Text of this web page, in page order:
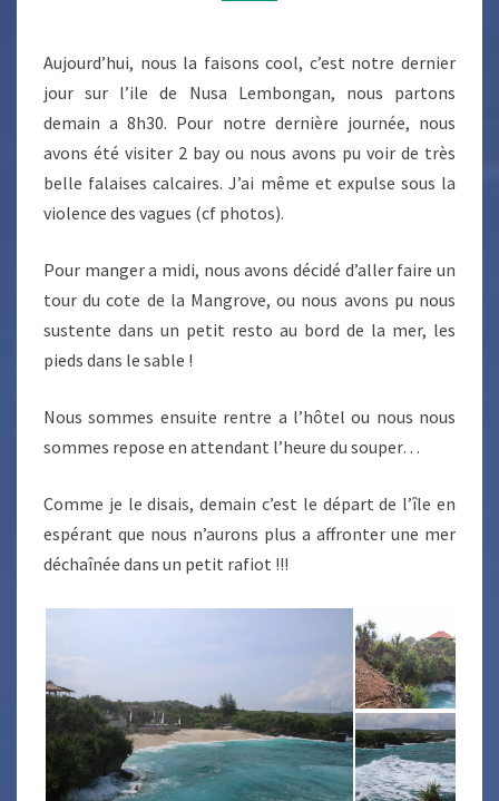
Aujourd’hui, nous la faisons cool, c’est notre dernier
jour sur l’ile de Nusa Lembongan, nous partons
demain a 8h30. Pour notre dernière journée, nous
avons été visiter 2 bay ou nous avons pu voir de très
belle falaises calcaires. J’ai même et expulse sous la
violence des vagues (cf photos).
Pour manger a midi, nous avons décidé d’aller faire un
tour du cote de la Mangrove, ou nous avons pu nous
sustente dans un petit resto au bord de la mer, les
pieds dans le sable !
Nous sommes ensuite rentre a l’hôtel ou nous nous
sommes repose en attendant l’heure du souper…
Comme je le disais, demain c’est le départ de l’île en
espérant que nous n’aurons plus a affronter une mer
déchaînée dans un petit rafiot !!!